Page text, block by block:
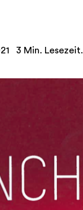
3 Min. Lesezeit.